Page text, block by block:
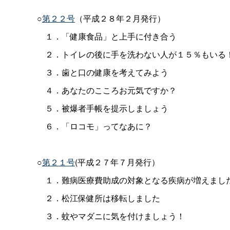
○第２２号 （平成２８年２月発行）
１．「健康食品」と上手に付き合う
２．トイレの後に手を洗わない人が１５％もいる
３．歯と口の健康を考えてみよう
４．あなたのこころお元気ですか？
５．被爆者手帳を提示しましょう
６．「ロコモ」ってなあに？
○第２１号(平成２７年７月発行）
１．難病医療費助成の対象となる疾病が増えまし
２．松江保健所は移転しました
３．蚊やマダニに気を付けましょう！